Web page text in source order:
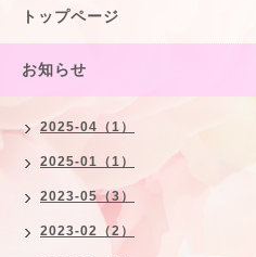
トップページ
お知らせ
2025-04（1）
2025-01（1）
2023-05（3）
2023-02（2）